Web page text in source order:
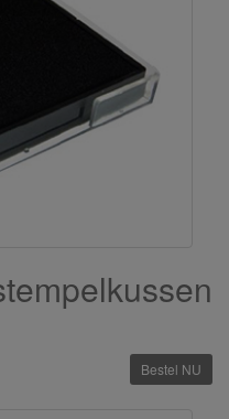
Bestel NU